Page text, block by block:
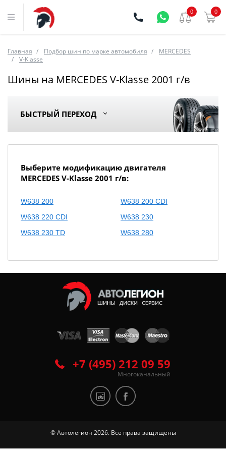
0 0
Главная Подбор шин по марке автомобиля
MERCEDES
V-Klasse
Шины на MERCEDES V-Klasse 2001 г/в
БЫСТРЫЙ ПЕРЕХОД
Выберите модификацию двигателя
MERCEDES V-Klasse 2001 г/в:
W638 200
W638 200 CDI
W638 220 CDI
W638 230
W638 230 TD
W638 280
+7 (495) 212 09 59
Многоканальный
© Автолегион 2026. Все права защищены